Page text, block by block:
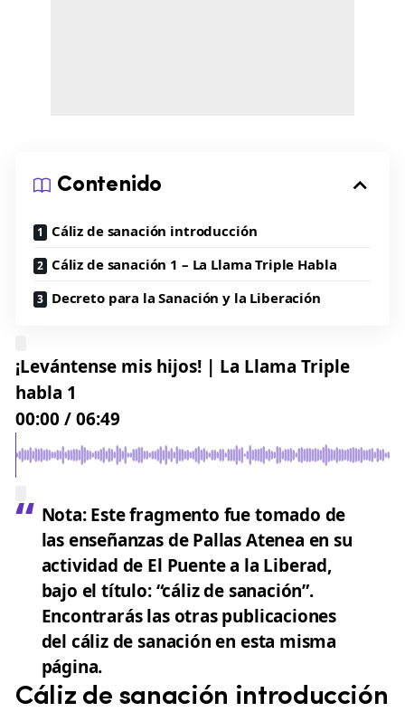
Contenido
Cáliz de sanación introducción
Cáliz de sanación 1 – La Llama Triple Habla
Decreto para la Sanación y la Liberación
¡Levántense mis hijos! | La Llama Triple
habla 1
00:00 /06:49
Nota: Este fragmento fue tomado de
las enseñanzas de Pallas Atenea en su
actividad de El Puente a la Liberad,
bajo el título: “cáliz de sanación”.
Encontrarás las otras publicaciones
del cáliz de sanación en esta misma
página.
Cáliz de sanación introducción